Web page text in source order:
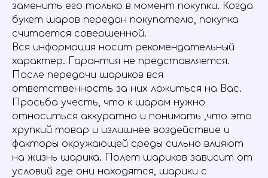
заменить его только в момент покупки. Когда
букет шаров передан покупателю, покупка
считается совершенной.
Вся информация носит рекомендательный
характер. Гарантия не представляется.
После передачи шариков вся
ответственность за них ложиться на Вас.
Просьба учесть, что к шарам нужно
относиться аккуратно и понимать ,что это
хрупкий товар и излишнее воздействие и
факторы окружающей среды сильно влияют
на жизнь шарика. Полет шариков зависит от
условий где они находятся, шарики с